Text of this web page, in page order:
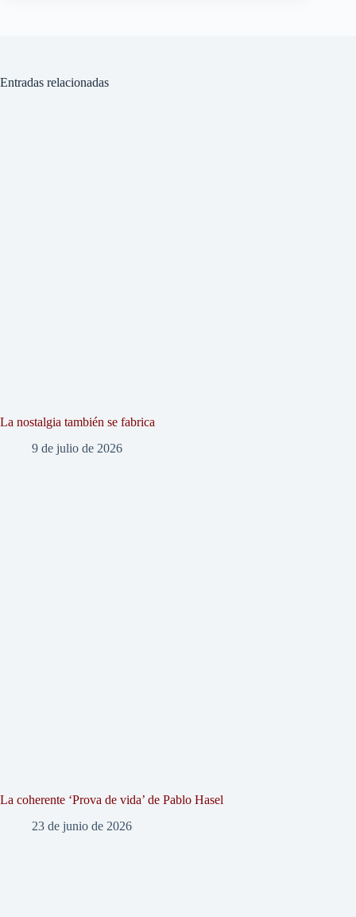
Entradas relacionadas
La nostalgia también se fabrica
9 de julio de 2026
La coherente ‘Prova de vida’ de Pablo Hasel
23 de junio de 2026